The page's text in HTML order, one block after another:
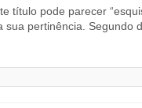
título pode parecer
sua pertinência. Segundo